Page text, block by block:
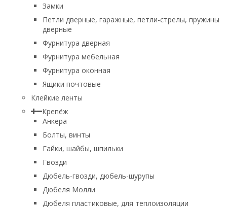
Замки
Петли дверные, гаражные, петли-стрелы, пружины
дверные
Фурнитура дверная
Фурнитура мебельная
Фурнитура оконная
Ящики почтовые
Клейкие ленты
Крепёж
Анкера
Болты, винты
Гайки, шайбы, шпильки
Гвозди
Дюбель-гвозди, дюбель-шурупы
Дюбеля Молли
Дюбеля пластиковые, для теплоизоляции